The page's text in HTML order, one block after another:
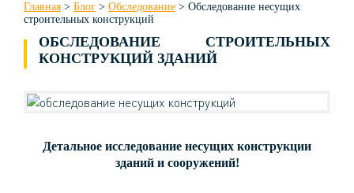
Главная > Блог > Обследование > Обследование несущих
строительных конструкций
ОБСЛЕДОВАНИЕ СТРОИТЕЛЬНЫХ
КОНСТРУКЦИЙ ЗДАНИЙ
Детальное исследование несущих конструкции
зданий и сооружений!